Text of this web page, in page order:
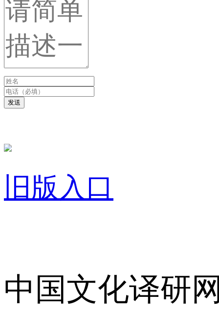
发送
旧版入口
中国文化译研